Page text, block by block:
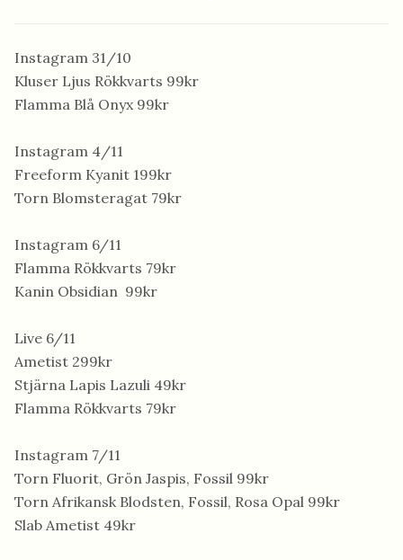
Instagram 31/10
Kluser Ljus Rökkvarts 99kr
Flamma Blå Onyx 99kr
Instagram 4/11
Freeform Kyanit 199kr
Torn Blomsteragat 79kr
Instagram 6/11
Flamma Rökkvarts 79kr
Kanin Obsidian 99kr
Live 6/11
Ametist 299kr
Stjärna Lapis Lazuli 49kr
Flamma Rökkvarts 79kr
Instagram 7/11
Torn Fluorit, Grön Jaspis, Fossil 99kr
Torn Afrikansk Blodsten, Fossil, Rosa Opal 99kr
Slab Ametist 49kr